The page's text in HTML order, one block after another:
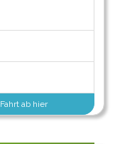
Fahrt ab hier